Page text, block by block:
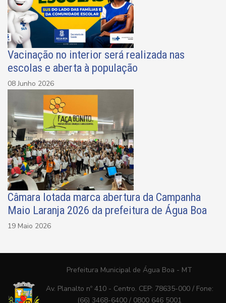
Vacinação no interior será realizada nas
escolas e aberta à população
08 Junho 2026
Câmara lotada marca abertura da Campanha
Maio Laranja 2026 da prefeitura de Água Boa
19 Maio 2026
Prefeitura Municipal de Água Boa - MT
Av. Planalto nº 410 - Centro. CEP: 78635-000 / Fone:
(66) 3468-6400 / 0800 646 5001